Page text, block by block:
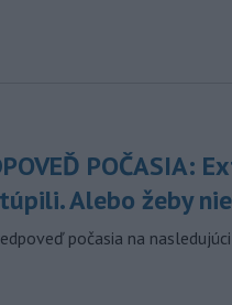
POČASIA:
Alebo žeby
počasia na